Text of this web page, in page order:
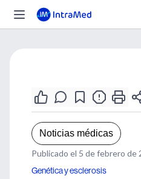
Noticias médicas
Publicado el 5 de febrero de
Genética y esclerosis